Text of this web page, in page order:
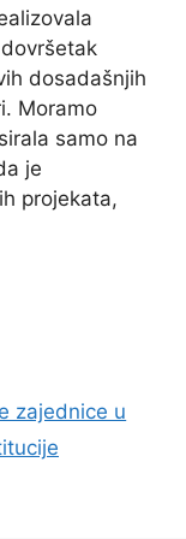
dosadašnjih
Moramo
samo na
je
projekata,
zajednice u